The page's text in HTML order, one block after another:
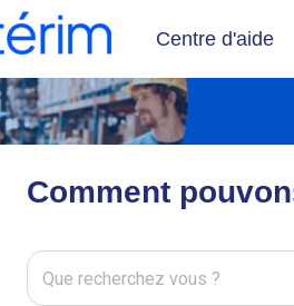
Centre d'aide
Comment